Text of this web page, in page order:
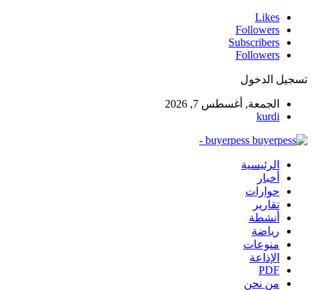
Likes
Followers
Subscribers
Followers
تسجيل الدخول
الجمعة, أغسطس 7, 2026
kurdi
buyerpess -
الرئيسية
أخبار
حوارات
تقارير
أنشطة
رياضة
منوعات
الإذاعة
PDF
من نحن